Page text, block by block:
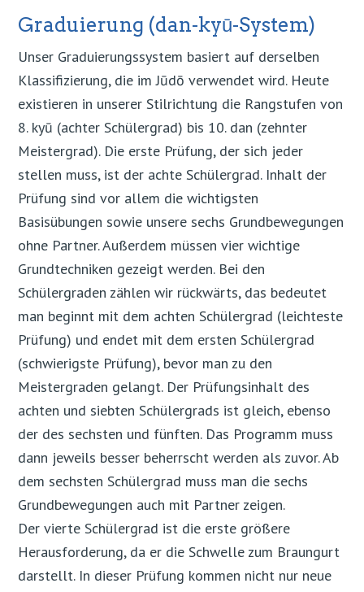
Graduierung (dan-kyū-System)
Unser Graduierungssystem basiert auf derselben
Klassifizierung, die im Jūdō verwendet wird. Heute
existieren in unserer Stilrichtung die Rangstufen von
8. kyū (achter Schülergrad) bis 10. dan (zehnter
Meistergrad). Die erste Prüfung, der sich jeder
stellen muss, ist der achte Schülergrad. Inhalt der
Prüfung sind vor allem die wichtigsten
Basisübungen sowie unsere sechs Grundbewegungen
ohne Partner. Außerdem müssen vier wichtige
Grundtechniken gezeigt werden. Bei den
Schülergraden zählen wir rückwärts, das bedeutet
man beginnt mit dem achten Schülergrad (leichteste
Prüfung) und endet mit dem ersten Schülergrad
(schwierigste Prüfung), bevor man zu den
Meistergraden gelangt. Der Prüfungsinhalt des
achten und siebten Schülergrads ist gleich, ebenso
der des sechsten und fünften. Das Programm muss
dann jeweils besser beherrscht werden als zuvor. Ab
dem sechsten Schülergrad muss man die sechs
Grundbewegungen auch mit Partner zeigen.
Der vierte Schülergrad ist die erste größere
Herausforderung, da er die Schwelle zum Braungurt
darstellt. In dieser Prüfung kommen nicht nur neue